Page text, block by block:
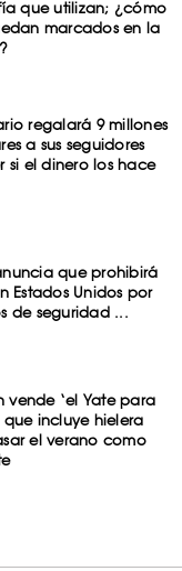
que utilizan; ¿cómo
marcados en la
regalará 9 millones
a sus seguidores
si el dinero los hace
que prohibirá
Estados Unidos por
de seguridad ...
vende ‘el Yate para
que incluye hielera
el verano como